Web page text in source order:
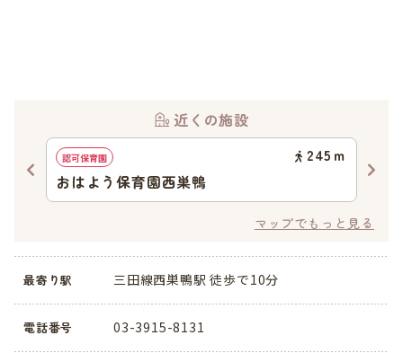
近くの施設
認可保育園 245 ｍ
おはよう保育園西巣鴨
マップでもっと見る
最寄り駅 三田線西巣鴨駅 徒歩で10分
電話番号 03-3915-8131